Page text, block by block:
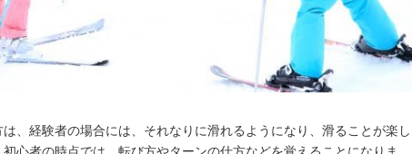
、経験者の場合には、それなりに滑れるようになり、滑ることが楽し